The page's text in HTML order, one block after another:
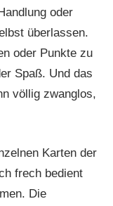
oder
überlassen.
oder Punkte zu
Spaß. Und das
völlig zwanglos,
Karten der
frech bedient
Die